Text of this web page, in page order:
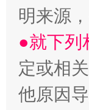
明来源
●就下列
定或相
他原因